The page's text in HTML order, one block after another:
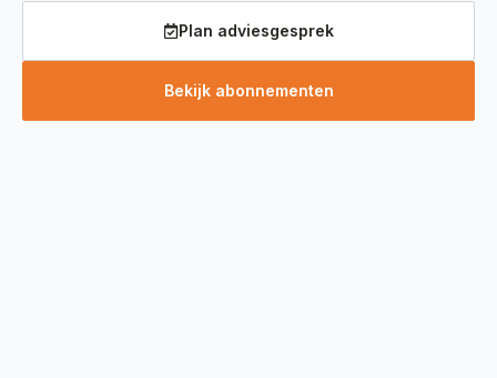
Plan adviesgesprek
Bekijk abonnementen